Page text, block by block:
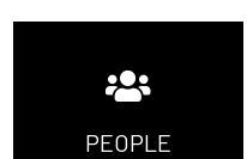
PEOPLE